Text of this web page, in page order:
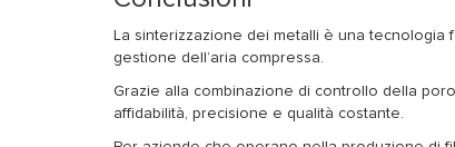
La sinterizzazione dei metalli è una
gestione dell’aria compressa.
Grazie alla combinazione di controllo della
affidabilità, precisione e qualità costante.